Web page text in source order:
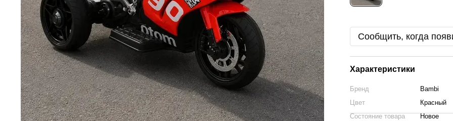
Сообщить, когда
Характеристики
Бренд
Bambi
Цвет
Красный
Состояние товара
Новое